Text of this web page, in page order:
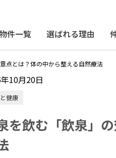
件一覧 選ばれる理由
点とは？体の中から整える自然療法
10月20日
健康
を飲む「飲泉」